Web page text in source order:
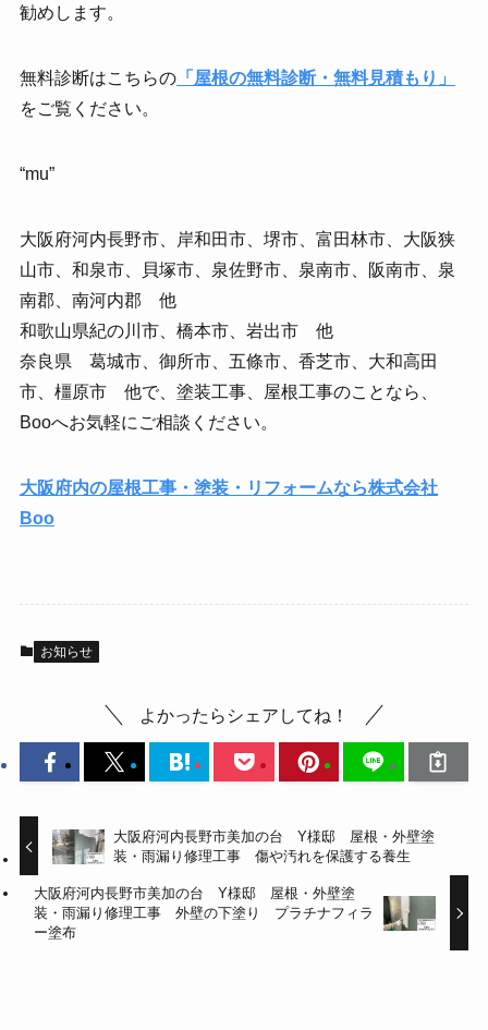
勧めします。
無料診断はこちらの「屋根の無料診断・無料見積もり」
をご覧ください。
“mu”
大阪府河内長野市、岸和田市、堺市、富田林市、大阪狭
山市、和泉市、貝塚市、泉佐野市、泉南市、阪南市、泉
南郡、南河内郡 他
和歌山県紀の川市、橋本市、岩出市 他
奈良県 葛城市、御所市、五條市、香芝市、大和高田
市、橿原市 他で、塗装工事、屋根工事のことなら、
Booへお気軽にご相談ください。
大阪府内の屋根工事・塗装・リフォームなら株式会社
Boo
お知らせ
よかったらシェアしてね！
大阪府河内長野市美加の台 Y様邸 屋根・外壁塗
装・雨漏り修理工事 傷や汚れを保護する養生
大阪府河内長野市美加の台 Y様邸 屋根・外壁塗
装・雨漏り修理工事 外壁の下塗り プラチナフィラ
ー塗布